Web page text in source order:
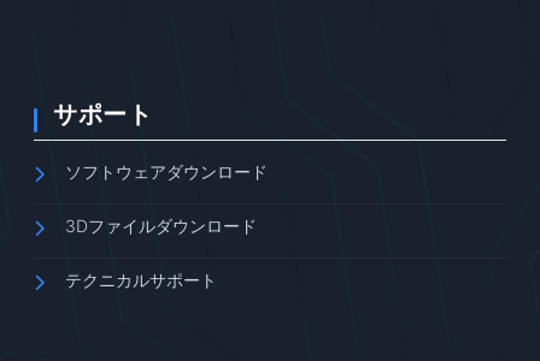
サポート
ソフトウェアダウンロード
3Dファイルダウンロード
テクニカルサポート